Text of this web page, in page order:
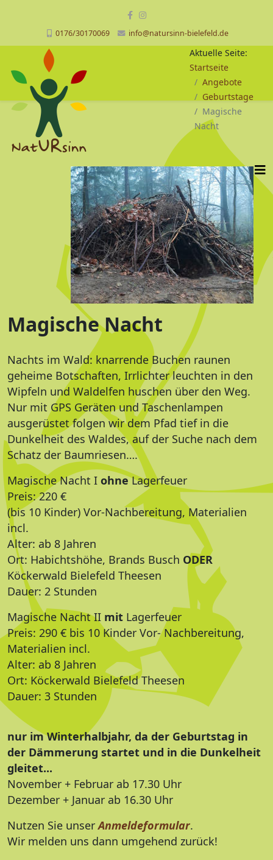
0176/30170069 info@natursinn-bielefeld.de
Aktuelle Seite:
Startseite
Angebote
Geburtstage
Magische
Nacht
Magische Nacht
Nachts im Wald: knarrende Buchen raunen
geheime Botschaften, Irrlichter leuchten in den
Wipfeln und Waldelfen huschen über den Weg.
Nur mit GPS Geräten und Taschenlampen
ausgerüstet folgen wir dem Pfad tief in die
Dunkelheit des Waldes, auf der Suche nach dem
Schatz der Baumriesen….
Magische Nacht I ohneLagerfeuer
Preis: 220 €
(bis 10 Kinder) Vor-Nachbereitung, Materialien
incl.
Alter: ab 8 Jahren
Ort: Habichtshöhe, Brands Busch ODER
Köckerwald Bielefeld Theesen
Dauer: 2 Stunden
Magische Nacht II mit Lagerfeuer
Preis: 290 € bis 10 Kinder Vor- Nachbereitung,
Materialien incl.
Alter: ab 8 Jahren
Ort: Köckerwald Bielefeld Theesen
Dauer: 3 Stunden
nur im Winterhalbjahr, da der Geburtstag in
der Dämmerung startet und in die Dunkelheit
gleitet...
November + Februar ab 17.30 Uhr
Dezember + Januar ab 16.30 Uhr
Nutzen Sie unserAnmeldeformular.
Wir melden uns dann umgehend zurück!